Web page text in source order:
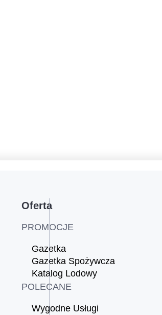
Oferta
PROMOCJE
Gazetka
Gazetka Spożywcza
Katalog Lodowy
POLECANE
Wygodne Usługi